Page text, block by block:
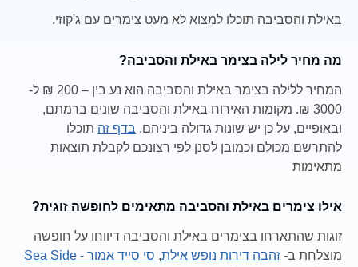
באילת והסביבה תוכלו למצוא לא מעט צימרים עם ג'קוזי.
מה מחיר לילה בצימר באילת והסביבה?
המחיר ללילה בצימר באילת והסביבה הוא נע בין – 200 ₪ ל-
3000 ₪. מקומות האירוח באילת והסביבה שונים ברמתם,
ובאופיים, על כן יש שונות גדולה ביניהם. בדף זה תוכלו
להתרשם מכולם וכמובן לסנן לפי רצונכם לקבלת תוצאות
מתאימות
אילו צימרים באילת והסביבה מתאימים לחופשה זוגית?
זוגות שהתארחו בצימרים באילת והסביבה דיווחו על חופשה
מוצלחת ב- זהבה דירות נופש אילת,
סי סייד אמור - Sea Side